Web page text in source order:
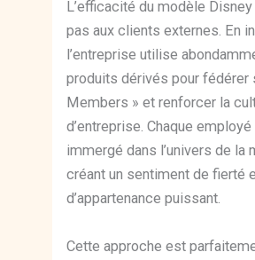
L’efficacité du modèle
pas aux clients externes. En
l’entreprise utilise
produits dérivés pour fédérer
Members » et renforcer la
d’entreprise. Chaque
immergé dans l’univers de la
créant un sentiment de fierté
d’appartenance puissant.
Cette approche est